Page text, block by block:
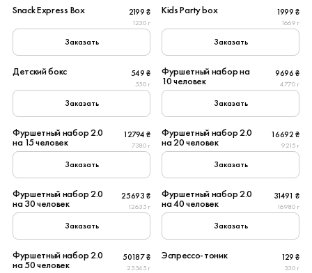
Snack Express Box 2199 ₴
1230 г
Заказать
Kids Party box 1999 ₴
1669 г
Заказать
Детский бокс 549 ₴
550 г
Заказать
New
Фуршетный набор на
10 человек
9696 ₴
4770 г
Заказать
Фуршетный набор 2.0
на 15 человек
12794 ₴
7380 г
Заказать
Фуршетный набор 2.0
на 20 человек
16692 ₴
9215 г
Заказать
Фуршетный набор 2.0
на 30 человек
25693 ₴
12635 г
Заказать
Фуршетный набор 2.0
на 40 человек
31491 ₴
16980 г
Заказать
Фуршетный набор 2.0
на 50 человек
50187 ₴
25545 г
Эспрессо-тоник 129 ₴
330 г